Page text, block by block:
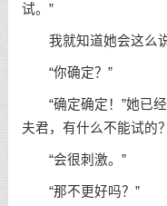
试。”
我就知道她会这么说
“你确定？”
“确定确定！”她已经
夫君，有什么不能试的
“会很刺激。”
“那不更好吗？”